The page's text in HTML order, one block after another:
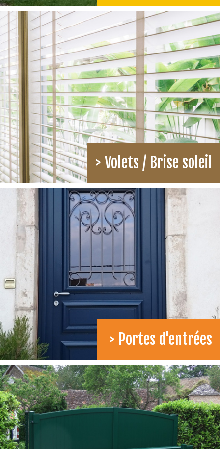
> Volets / Brise soleil
> Portes d'entrées